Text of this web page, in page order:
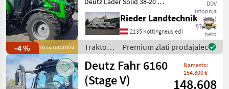
-4 % Nova naprava
DDV
(stopnja
20%)
57.600 €
neto
3 Funktion und Dämpfung
Comfort Drive. Zusätzlich
Wiederholscheinwerfer ,
voll geschweißte Felgen ,
Freisichtdach
Rieder Landtechnik
2135 Kottingneusiedl
Traktor /
Deutz
Fahr
Premium zlati prodajalec
Deutz Fahr 6160
(Stage V)
Namesto:
154.800 €
148.608